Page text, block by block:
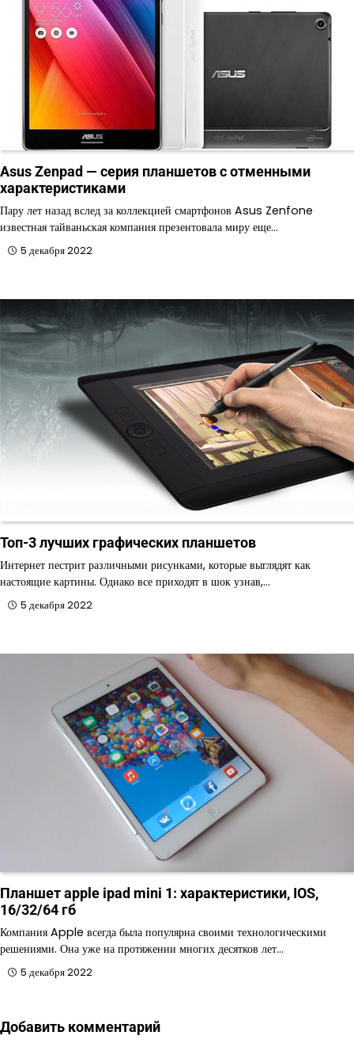
Asus Zenpad — серия планшетов с отменными
характеристиками
Пару лет назад вслед за коллекцией смартфонов Asus Zenfone
известная тайваньская компания презентовала миру еще…
5 декабря 2022
Топ-3 лучших графических планшетов
Интернет пестрит различными рисунками, которые выглядят как
настоящие картины. Однако все приходят в шок узнав,…
5 декабря 2022
Планшет apple ipad mini 1: характеристики, IOS,
16/32/64 гб
Компания Apple всегда была популярна своими технологическими
решениями. Она уже на протяжении многих десятков лет…
5 декабря 2022
Добавить комментарий